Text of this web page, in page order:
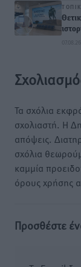
Τα σχόλια
σχολιαστή. Η
απόψεις.
σχόλια
καμμία
όρους χρήσης
Προσθέστε